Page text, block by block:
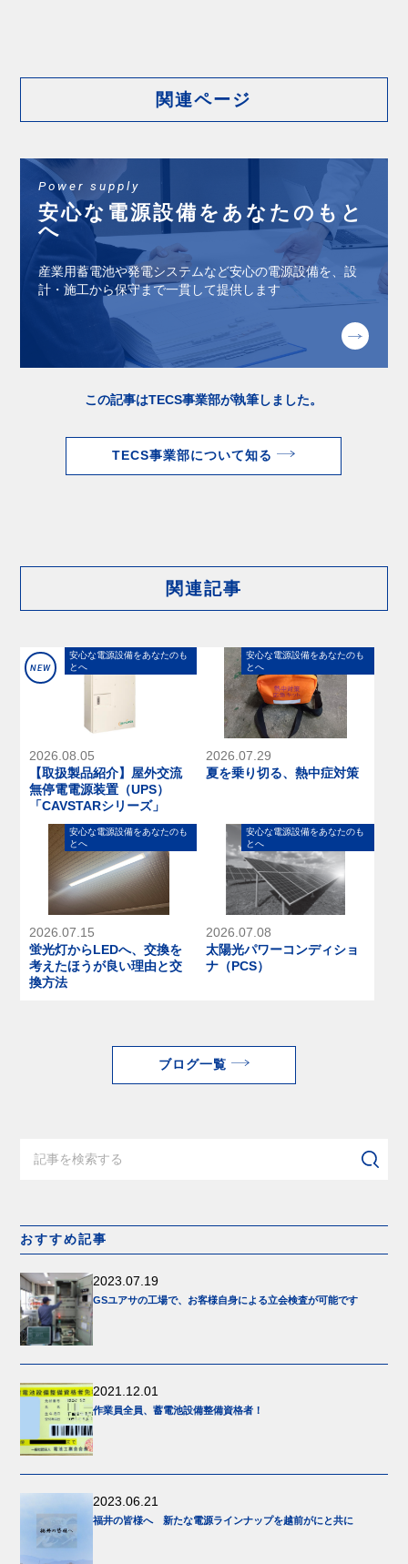
関連ページ
Power supply
安⼼な電源設備をあなたのもと
へ
産業⽤蓄電池や発電システムなど安⼼の電源設備を、設
計・施⼯から保守まで⼀貫して提供します
この記事はTECS事業部が執筆しました。
TECS事業部について知る
関連記事
2026.08.05
【取扱製品紹介】屋外交流
無停電電源装置（UPS）
「CAVSTARシリーズ」
NEW
安⼼な電源設備をあなたのも
とへ
2026.07.29
夏を乗り切る、熱中症対策
安⼼な電源設備をあなたのも
とへ
2026.07.15
蛍光灯からLEDへ、交換を
考えたほうが良い理由と交
換方法
安⼼な電源設備をあなたのも
とへ
2026.07.08
太陽光パワーコンディショ
ナ（PCS）
安⼼な電源設備をあなたのも
とへ
ブログ一覧
おすすめ記事
2023.07.19
GSユアサの工場で、お客様自身による立会検査が可能です
2021.12.01
作業員全員、蓄電池設備整備資格者！
2023.06.21
福井の皆様へ 新たな電源ラインナップを越前がにと共に